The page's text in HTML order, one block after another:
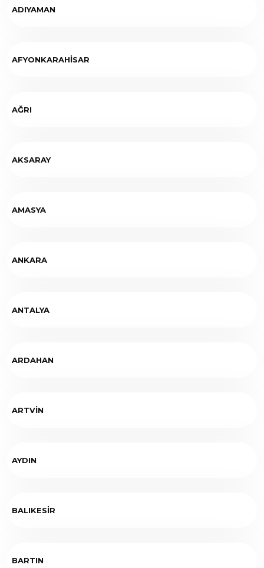
ADIYAMAN
AFYONKARAHİSAR
AĞRI
AKSARAY
AMASYA
ANKARA
ANTALYA
ARDAHAN
ARTVİN
AYDIN
BALIKESİR
BARTIN